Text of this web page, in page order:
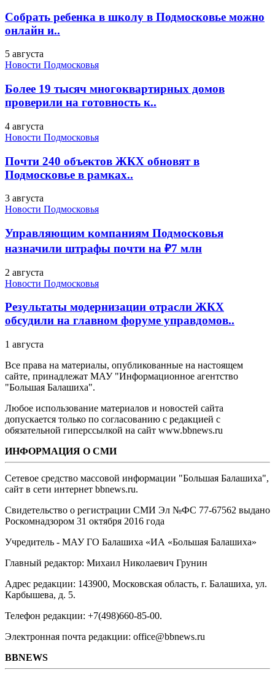
Собрать ребенка в школу в Подмосковье можно
онлайн и..
5 августа
Новости Подмосковья
Более 19 тысяч многоквартирных домов
проверили на готовность к..
4 августа
Новости Подмосковья
Почти 240 объектов ЖКХ обновят в
Подмосковье в рамках..
3 августа
Новости Подмосковья
Управляющим компаниям Подмосковья
назначили штрафы почти на ₽7 млн
2 августа
Новости Подмосковья
Результаты модернизации отрасли ЖКХ
обсудили на главном форуме управдомов..
1 августа
Все права на материалы, опубликованные на настоящем
сайте, принадлежат МАУ "Информационное агентство
"Большая Балашиха".
Любое использование материалов и новостей сайта
допускается только по согласованию с редакцией с
обязательной гиперссылкой на сайт www.bbnews.ru
ИНФОРМАЦИЯ О СМИ
Сетевое средство массовой информации "Большая Балашиха",
сайт в сети интернет bbnews.ru.
Свидетельство о регистрации СМИ Эл №ФС ‎77-67562 выдано
Роскомнадзором 31 октября 2016 года
Учредитель - МАУ ГО Балашиха «ИА «Большая Балашиха»
Главный редактор: Михаил Николаевич Грунин
Адрес редакции: 143900, Московская область, г. Балашиха, ул.
Карбышева, д. 5.
Телефон редакции: +7(498)660-85-00.
Электронная почта редакции: office@bbnews.ru
BBNEWS